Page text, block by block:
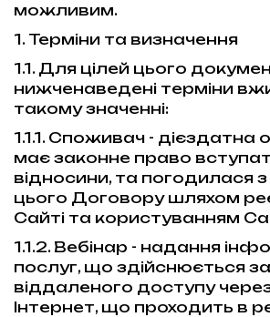
можливим.
1. Терміни та визначення
1.1. Для цілей цього
нижченаведені терміни
такому значенні:
1.1.1. Споживач - дієздатна
має законне право
відносини, та погодилася
цього Договору шляхом
Сайті та користуванням
1.1.2. Вебінар - надання
послуг, що здійснюється
віддаленого доступу
Інтернет, що проходить в